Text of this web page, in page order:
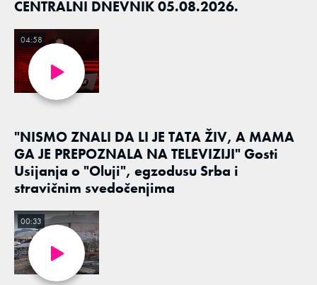
CENTRALNI DNEVNIK 05.08.2026.
"NISMO ZNALI DA LI JE TATA ŽIV, A MAMA
GA JE PREPOZNALA NA TELEVIZIJI" Gosti
Usijanja o "Oluji", egzodusu Srba i
stravičnim svedočenjima
04:58
00:33